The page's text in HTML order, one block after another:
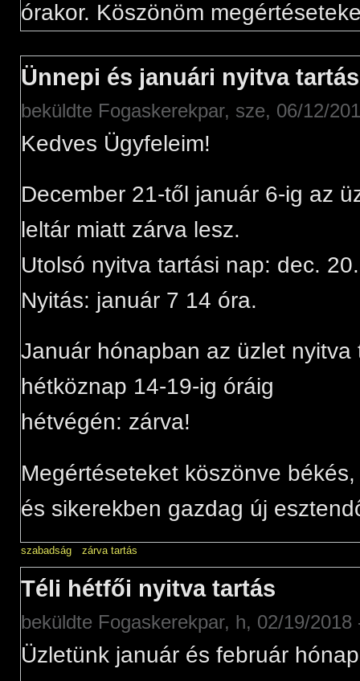
órakor. Köszönöm
Ünnepi és januári nyitva tartás
beküldte Fogaskerekpar, sze, 06/12/
Kedves Ügyfeleim!
December 21-től január 6-ig az
leltár miatt zárva lesz.
Utolsó nyitva tartási nap: dec.
Nyitás: január 7 14 óra.
Január hónapban az üzlet nyitva
hétköznap 14-19-ig óráig
hétvégén: zárva!
Megértéseteket köszönve
és sikerekben gazdag új
szabadság zárva tartás
Téli hétfői nyitva tartás
beküldte Fogaskerekpar, h, 02/19/2018
Üzletünk január és február